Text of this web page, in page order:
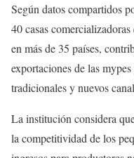
Según datos compartidos
40 casas
en más de 35 países,
exportaciones de las
tradicionales y nuevos
La institución considera
la competitividad de los